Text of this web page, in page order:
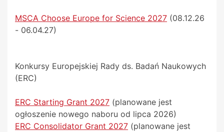
MSCA Choose Europe for Science 2027 (08.12.26
- 06.04.27)
Konkursy Europejskiej Rady ds. Badań Naukowych
(ERC)
ERC Starting Grant 2027 (planowane jest
ogłoszenie nowego naboru od lipca 2026)
ERC Consolidator Grant 2027 (planowane jest